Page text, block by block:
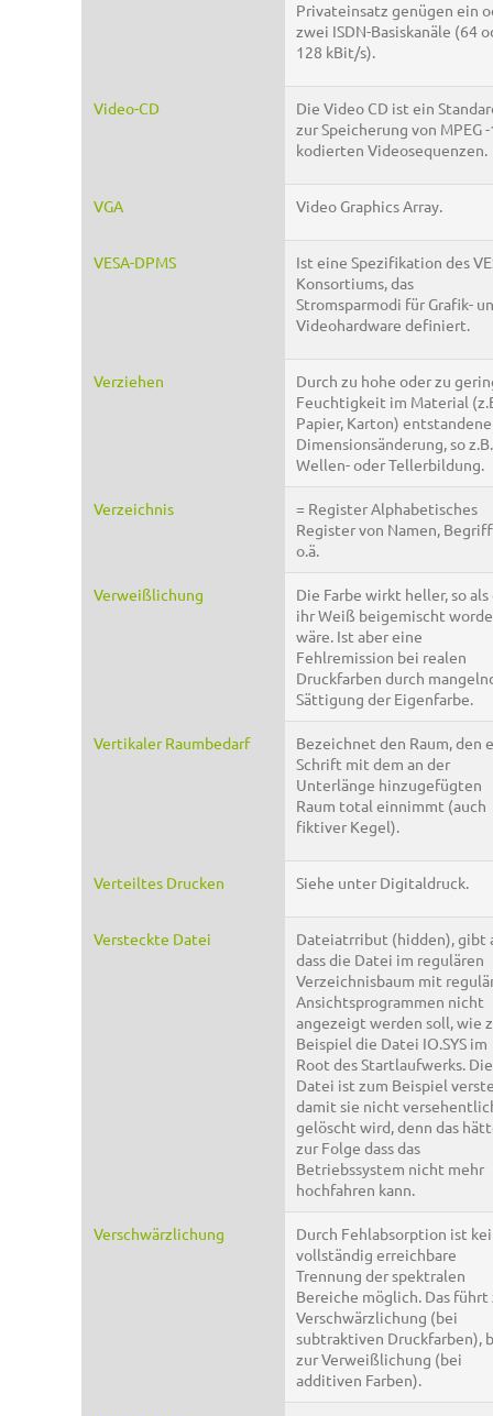
Privateinsatz genügen ein
zwei ISDN-Basiskanäle (64
128 kBit/s).
Video-CD
Die Video CD ist ein
zur Speicherung von MPEG
kodierten Videosequenzen.
VGA Video Graphics Array.
VESA-DPMS
Ist eine Spezifikation des
Konsortiums, das
Stromsparmodi für Grafik-
Videohardware definiert.
Verziehen
Durch zu hohe oder zu
Feuchtigkeit im Material
Papier, Karton) entstandene
Dimensionsänderung, so z.B.
Wellen- oder Tellerbildung.
Verzeichnis
= Register Alphabetisches
Register von Namen,
o.ä.
Verweißlichung
Die Farbe wirkt heller, so als
ihr Weiß beigemischt
wäre. Ist aber eine
Fehlremission bei realen
Druckfarben durch
Sättigung der Eigenfarbe.
Vertikaler Raumbedarf
Bezeichnet den Raum, den
Schrift mit dem an der
Unterlänge hinzugefügten
Raum total einnimmt (auch
fiktiver Kegel).
Verteiltes Drucken Siehe unter Digitaldruck.
Versteckte Datei
Dateiatrribut (hidden), gibt
dass die Datei im regulären
Verzeichnisbaum mit
Ansichtsprogrammen nicht
angezeigt werden soll, wie
Beispiel die Datei IO.SYS im
Root des Startlaufwerks.
Datei ist zum Beispiel
damit sie nicht
gelöscht wird, denn das
zur Folge dass das
Betriebssystem nicht mehr
hochfahren kann.
Verschwärzlichung
Durch Fehlabsorption ist
vollständig erreichbare
Trennung der spektralen
Bereiche möglich. Das führt
Verschwärzlichung (bei
subtraktiven Druckfarben),
zur Verweißlichung (bei
additiven Farben).